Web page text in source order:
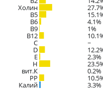
Холин
B5
B6 4.1%
B9 1%
B12
C ~
D
E 2.3%
H
вит.К 0.2%
PP
Калий 3.3%